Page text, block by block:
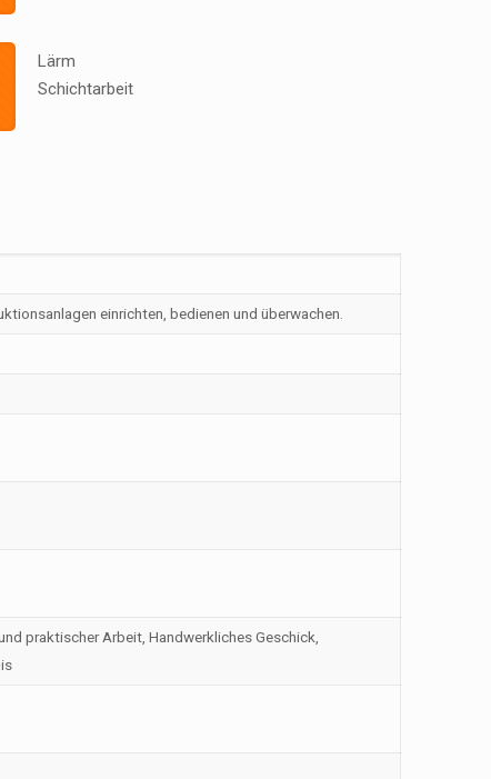
Lärm
Schichtarbeit
einrichten, bedienen und überwachen.
praktischer Arbeit, Handwerkliches Geschick,